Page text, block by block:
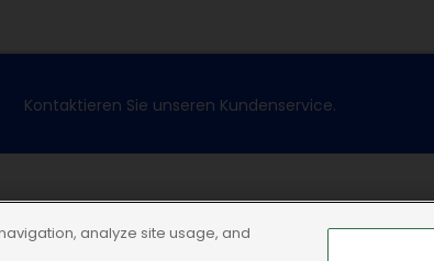
Kontaktieren Sie unseren Kundenservice.
analyze site usage, and